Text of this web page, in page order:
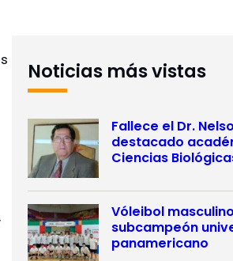
Noticias más vistas
Fallece el Dr.
destacado
Ciencias
Vóleibol
subcampeón
panamericano